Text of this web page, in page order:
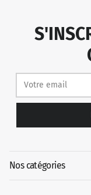
Nos catégories